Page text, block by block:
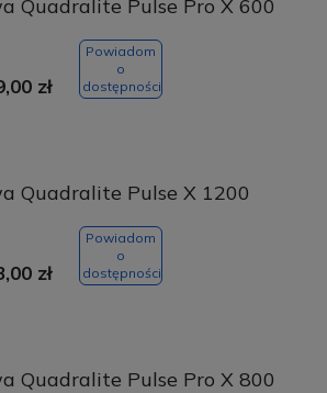
Quadralite Pulse Pro X 600
zł
Powiadom
o
dostępności
Quadralite Pulse X 1200
zł
Powiadom
o
dostępności
Quadralite Pulse Pro X 800